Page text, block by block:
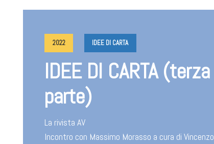
2022 IDEE DI CARTA
IDEE DI CARTA (terza
parte)
La rivista AV
Incontro con Massimo Morasso a cura di Vincenzo